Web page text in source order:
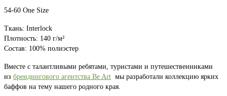
54-60 One Size
Ткань: Interlock
Плотность: 140 г/м²
Состав: 100% полиэстер
Вместе с талантливыми ребятами, туристами и путешественниками
из брендингового агентства Be Art мы разработали коллекцию ярких
баффов на тему нашего родного края.